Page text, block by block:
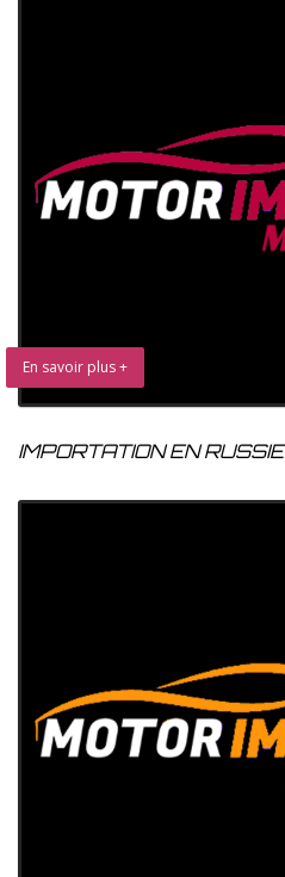
En savoir plus +
IMPORTATION EN RUSSIE